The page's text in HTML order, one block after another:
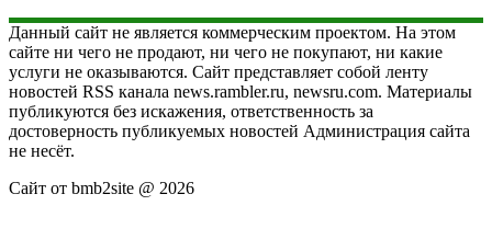
Данный сайт не является коммерческим проектом. На этом
сайте ни чего не продают, ни чего не покупают, ни какие
услуги не оказываются. Сайт представляет собой ленту
новостей RSS канала news.rambler.ru, newsru.com. Материалы
публикуются без искажения, ответственность за
достоверность публикуемых новостей Администрация сайта
не несёт.
Сайт от bmb2site @ 2026